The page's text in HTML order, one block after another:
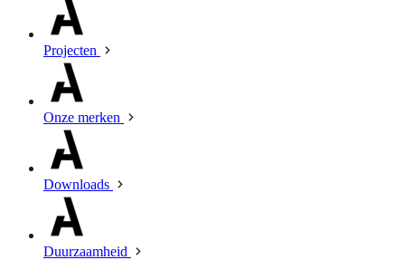
Projecten
Onze merken
Downloads
Duurzaamheid